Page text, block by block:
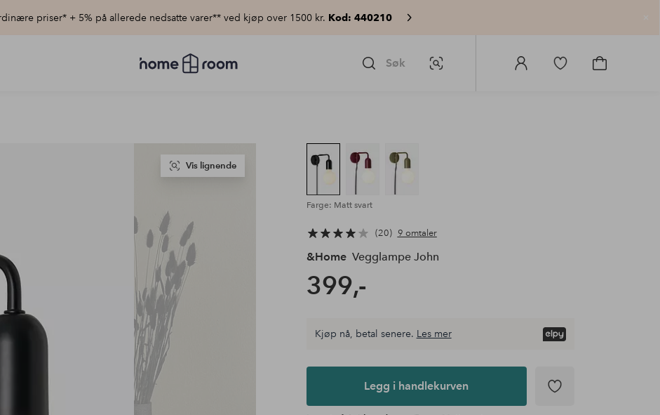
priser* + 5% på allerede nedsatte varer** ved kjøp over 1500 kr. Kod: 440210
Homeroom
–
pris
Søk Bildesøk
Logg
Gå
Gå
Vis lignende
Farge: Matt svart
20 9 omtaler
&Home Vegglampe John
399,-
Kjøp nå, betal senere. Les mer
Legg i handlekurven